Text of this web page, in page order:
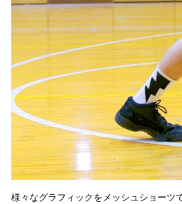
様々なグラフィックをメッシュショーツ